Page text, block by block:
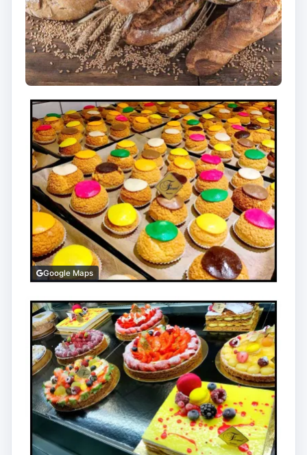
Google Maps